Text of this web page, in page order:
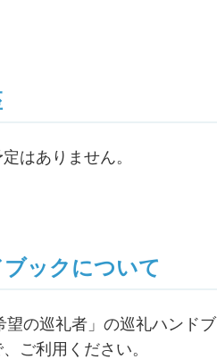
はありません。
ックについて
望の巡礼者」の巡礼ハンド
ご利用ください。